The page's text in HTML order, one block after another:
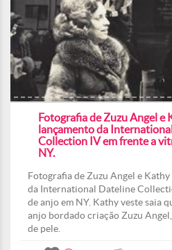
Fotografia de Zuzu Angel e
lançamento da
Collection IV em frente a
NY.
Fotografia de Zuzu Angel e
da International Dateline
de anjo em NY. Kathy veste saia
anjo bordado criação Zuzu
de pele.